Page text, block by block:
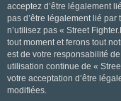
acceptez d’être légalement
pas d’être légalement lié par
n’utilisez pas « Street
tout moment et ferons tout
est de votre responsabilité
utilisation continue de «
votre acceptation d’être
modifiées.